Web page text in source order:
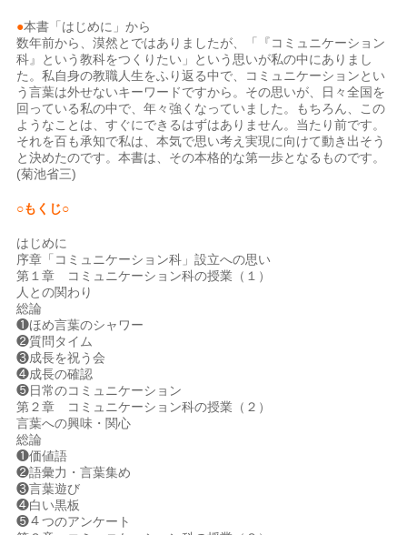
●本書「はじめに」から
数年前から、漠然とではありましたが、「『コミュニケーション
科』という教科をつくりたい」という思いが私の中にありまし
た。私自身の教職人生をふり返る中で、コミュニケーションとい
う言葉は外せないキーワードですから。その思いが、日々全国を
回っている私の中で、年々強くなっていました。もちろん、この
ようなことは、すぐにできるはずはありません。当たり前です。
それを百も承知で私は、本気で思い考え実現に向けて動き出そう
と決めたのです。本書は、その本格的な第一歩となるものです。
(菊池省三)
○もくじ○
はじめに
序章「コミュニケーション科」設立への思い
第１章 コミュニケーション科の授業（１）
人との関わり
総論
❶ほめ言葉のシャワー
❷質問タイム
❸成長を祝う会
❹成長の確認
❺日常のコミュニケーション
第２章 コミュニケーション科の授業（２）
言葉への興味・関心
総論
❶価値語
❷語彙力・言葉集め
❸言葉遊び
❹白い黒板
❺４つのアンケート